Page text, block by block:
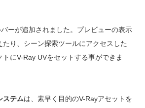
ーが追加されました。プレビューの表示
り、シーン探索ツールにアクセスした
トにV-Ray UVをセットする事ができま
ステムは、素早く目的のV-Rayアセットを